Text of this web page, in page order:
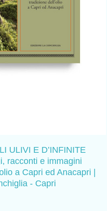
ULIVI E D’INFINITE
racconti e immagini
a Capri ed Anacapri |
- Capri